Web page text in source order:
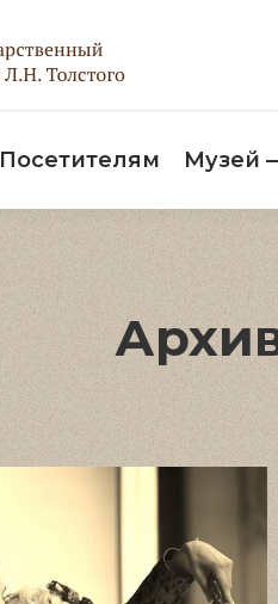
Посетителям Музей